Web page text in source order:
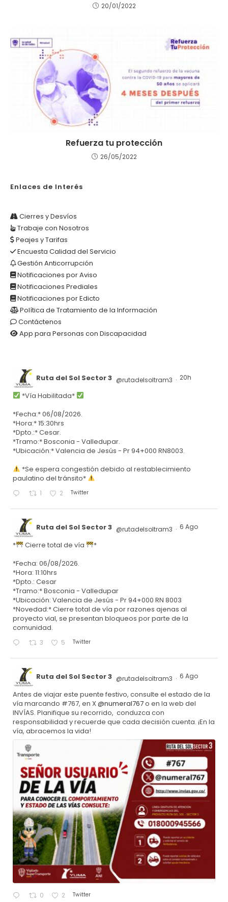
20/01/2022
Refuerza tu protección
26/05/2022
Enlaces de Interés
Cierres y Desvíos
Trabaje con Nosotros
Peajes y Tarifas
Encuesta Calidad del Servicio
Gestión Anticorrupción
Notificaciones por Aviso
Notificaciones Prediales
Notificaciones por Edicto
Política de Tratamiento de la Información
Contáctenos
App para Personas con Discapacidad
Ruta del Sol Sector 3 @rutadelsoltram3 · 20h
*Vía Habilitada*
*Fecha:* 06/08/2026.
*Hora:* 15:30hrs
*Dpto.:* Cesar.
*Tramo:* Bosconia - Valledupar.
*Ubicación:* Valencia de Jesús - Pr 94+000 RN8003.
*Se espera congestión debido al restablecimiento
paulatino del tránsito*
1 2 Twitter
Ruta del Sol Sector 3 @rutadelsoltram3 · 6 Ago
* Cierre total de vía
*
*Fecha: 06/08/2026.
*Hora: 11:10hrs
*Dpto.: Cesar
*Tramo:* Bosconia - Valledupar
*Ubicación: Valencia de Jesús - Pr 94+000 RN 8003
*Novedad:* Cierre total de vía por razones ajenas al
proyecto vial, se presentan bloqueos por parte de la
comunidad.
3 5 Twitter
Ruta del Sol Sector 3 @rutadelsoltram3 · 6 Ago
Antes de viajar este puente festivo, consulte el estado de la
vía marcando #767, en X@numeral767o en la web del
INVÍAS. Planifique su recorrido, conduzca con
responsabilidad y recuerde que cada decisión cuenta. ¡En la
vía, abracemos la vida!
0 2 Twitter